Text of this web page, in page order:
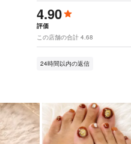
4.90
評価
この店舗の合計 4.68
24時間以内の返信